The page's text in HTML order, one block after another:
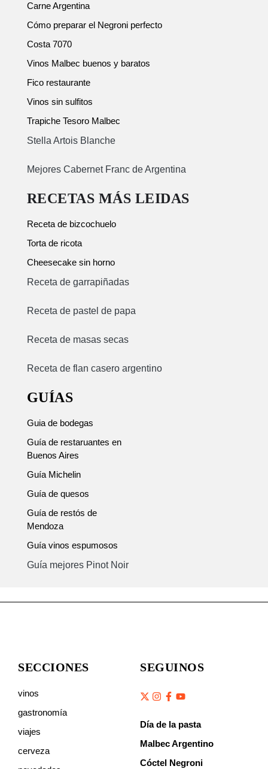
Carne Argentina
Cómo preparar el Negroni perfecto
Costa 7070
Vinos Malbec buenos y baratos
Fico restaurante
Vinos sin sulfitos
Trapiche Tesoro Malbec
Stella Artois Blanche
Mejores Cabernet Franc de Argentina
RECETAS MÁS LEIDAS
Receta de bizcochuelo
Torta de ricota
Cheesecake sin horno
Receta de garrapiñadas
Receta de pastel de papa
Receta de masas secas
Receta de flan casero argentino
GUÍAS
Guia de bodegas
Guía de restaruantes en
Buenos Aires
Guía Michelin
Guía de quesos
Guía de restós de
Mendoza
Guía vinos espumosos
Guía mejores Pinot Noir
SECCIONES
vinos
gastronomía
viajes
cerveza
SEGUINOS
Día de la pasta
Malbec Argentino
Cóctel Negroni